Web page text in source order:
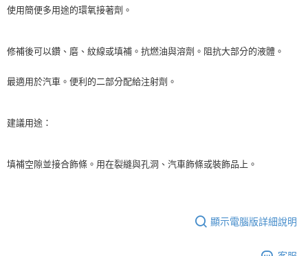
使用簡便多用途的環氧接著劑。
修補後可以鑽、磨、紋線或填補。抗燃油與溶劑。阻抗大部分的液體。
最適用於汽車。便利的二部分配給注射劑。
建議用途：
填補空隙並接合飾條。用在裂縫與孔洞、汽車飾條或裝飾品上。
顯示電腦版詳細說明